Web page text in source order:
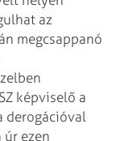
az
megcsappanó
képviselő a
derogációval
úr ezen